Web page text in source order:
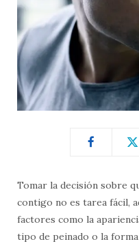
Tomar la decisión sobre
contigo no es tarea fácil,
factores como la
tipo de peinado o la